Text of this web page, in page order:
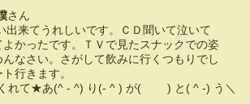
さん
出来てうれしいです。ＣＤ聞いて泣いて
かったです。ＴＶで見たスナックでの姿
なさい。さがして飲みに行くつもりでし
ト行きます。
くれて★あ(^ - ^) り(- ^ ) が( ) と( ^ -) う＼